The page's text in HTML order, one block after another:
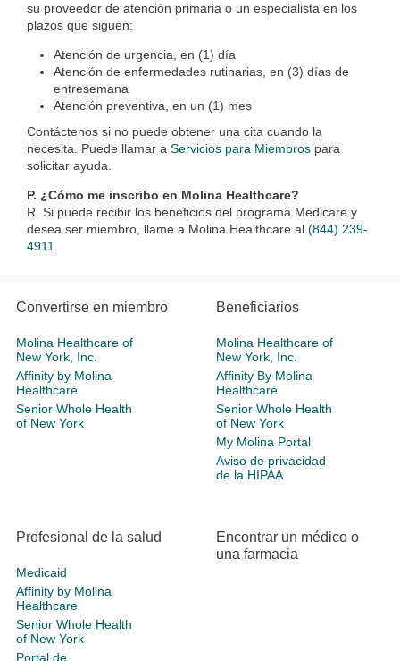
su proveedor de atención primaria o un especialista en los
plazos que siguen:
Atención de urgencia, en (1) día
Atención de enfermedades rutinarias, en (3) días de
entresemana
Atención preventiva, en un (1) mes
Contáctenos si no puede obtener una cita cuando la
necesita. Puede llamar a Servicios para Miembros para
solicitar ayuda.
P. ¿Cómo me inscribo en Molina Healthcare?
R. Si puede recibir los beneficios del programa Medicare y
desea ser miembro, llame a Molina Healthcare al (844) 239-
4911.
Convertirse en miembro
Molina Healthcare of
New York, Inc.
Affinity by Molina
Healthcare
Senior Whole Health
of New York
Beneficiarios
Molina Healthcare of
New York, Inc.
Affinity By Molina
Healthcare
Senior Whole Health
of New York
My Molina Portal
Aviso de privacidad
de la HIPAA
Profesional de la salud
Medicaid
Affinity by Molina
Healthcare
Senior Whole Health
of New York
Portal de
Encontrar un médico o
una farmacia